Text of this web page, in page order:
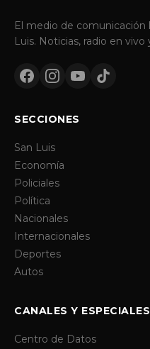
El medio de comunicación
Luis. Noticias, radio en
SECCIONES
San Luis
Economía
Policiales
Política
Nacionales
Internacionales
Deportes
Autos
CANALES Y ESPECIALES
Centro de Datos